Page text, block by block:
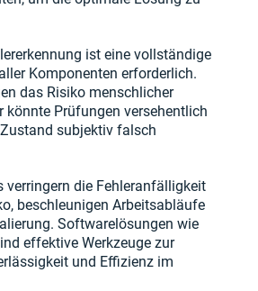
ist eine vollständige
Komponenten erforderlich.
das Risiko menschlicher
könnte Prüfungen versehentlich
subjektiv falsch
verringern die Fehleranfälligkeit
beschleunigen Arbeitsabläufe
Softwarelösungen wie
effektive Werkzeuge zur
und Effizienz im